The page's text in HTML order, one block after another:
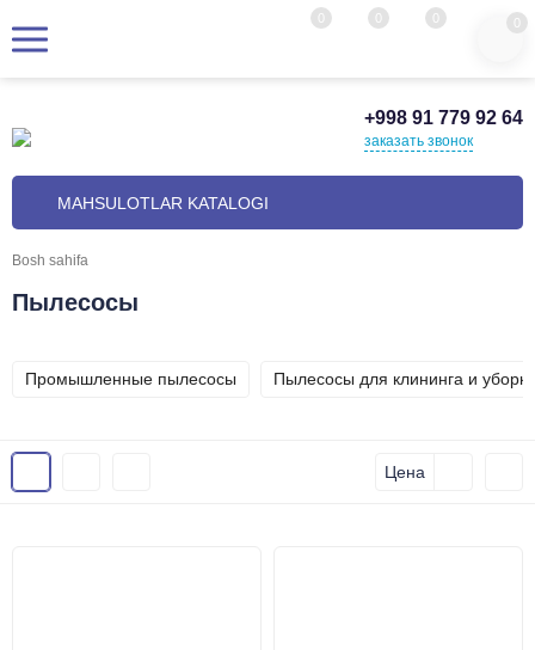
0 0 0 0
+998 91 779 92 64
заказать звонок
MAHSULOTLAR KATALOGI
Bosh sahifa
Пылесосы
Промышленные пылесосы Пылесосы для клининга и уборки
Цена